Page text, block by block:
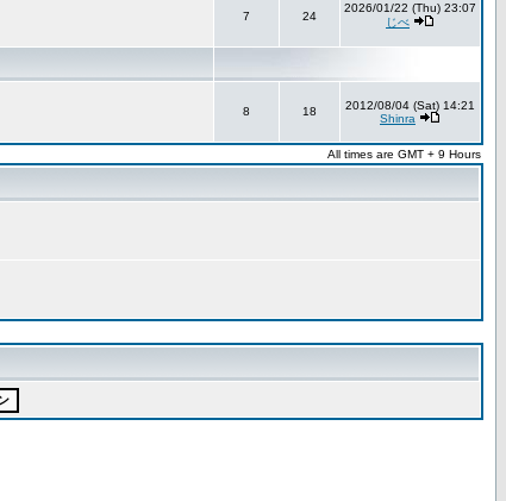
7 24
2026/01/22 (Thu) 23:07
じべ
8 18
2012/08/04 (Sat) 14:21
Shinra
All times are GMT + 9 Hours